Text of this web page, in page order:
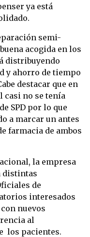
ya está
semi-
acogida en los
distribuyendo
y ahorro de tiempo
destacar que en
casi no se tenía
SPD por lo que
a marcar un antes
farmacia de ambos
la empresa
distintas
de
interesados
nuevos
al
los pacientes.